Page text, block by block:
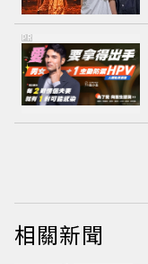
PR
相關新聞